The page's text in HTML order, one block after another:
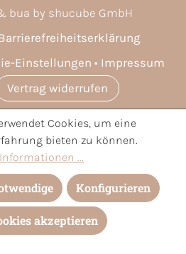
bua by shucube GmbH
Einstellungen
Impressum
Vertrag widerrufen
Mehrwertsteuer zzgl.Versandkosten
wenn nicht anders angegeben.
Cookies, um eine
bieten zu können.
...
Konfigurieren
akzeptieren